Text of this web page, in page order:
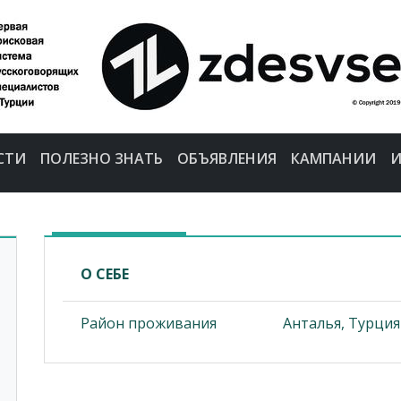
ПОЛЕЗНО ЗНАТЬ ОБЪЯВЛЕНИЯ КАМПАНИИ
О СЕБЕ
Район проживания Анталья, Турция